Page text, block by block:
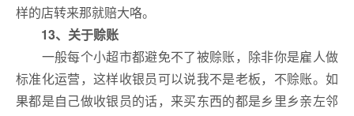
样的店转来那就赔大咯。
13、 关于赊账
一般每个小超市都避免不了被赊账，除非你是雇人做
标准化运营，这样收银员可以说我不是老板，不赊账。如
果都是自己做收银员的话，来买东西的都是乡里乡亲左邻